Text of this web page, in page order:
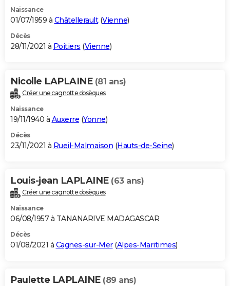
Naissance
01/07/1959 à Châtellerault(Vienne)
Décès
28/11/2021 à Poitiers (Vienne)
Nicolle LAPLAINE (81 ans)
Créer une cagnotte obsèques
Naissance
19/11/1940 à Auxerre (Yonne)
Décès
23/11/2021 à Rueil-Malmaison (Hauts-de-Seine)
Louis-jean LAPLAINE (63 ans)
Créer une cagnotte obsèques
Naissance
06/08/1957 à TANANARIVE MADAGASCAR
Décès
01/08/2021 à Cagnes-sur-Mer(Alpes-Maritimes)
Paulette LAPLAINE (89 ans)